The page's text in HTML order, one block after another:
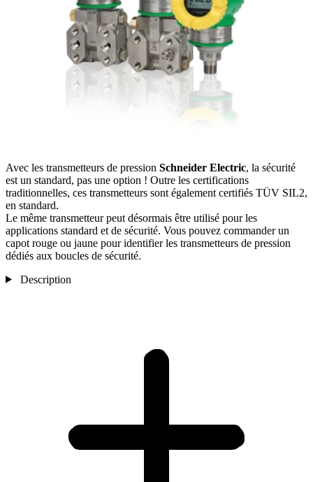
Avec les transmetteurs de pression Schneider Electric, la sécurité
est un standard, pas une option ! Outre les certifications
traditionnelles, ces transmetteurs sont également certifiés TÜV SIL2,
en standard.
Le même transmetteur peut désormais être utilisé pour les
applications standard et de sécurité. Vous pouvez commander un
capot rouge ou jaune pour identifier les transmetteurs de pression
dédiés aux boucles de sécurité.
Description